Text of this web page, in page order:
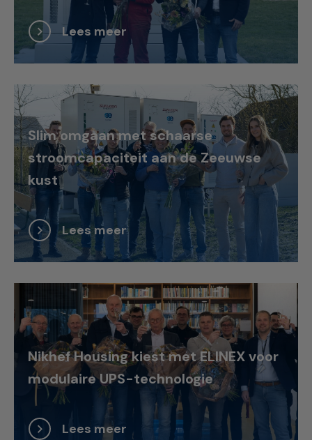
Lees meer
Slim omgaan met schaarse
stroomcapaciteit aan de Zeeuwse
kust
Lees meer
Nikhef Housing kiest met ELINEX voor
modulaire UPS-technologie
Lees meer